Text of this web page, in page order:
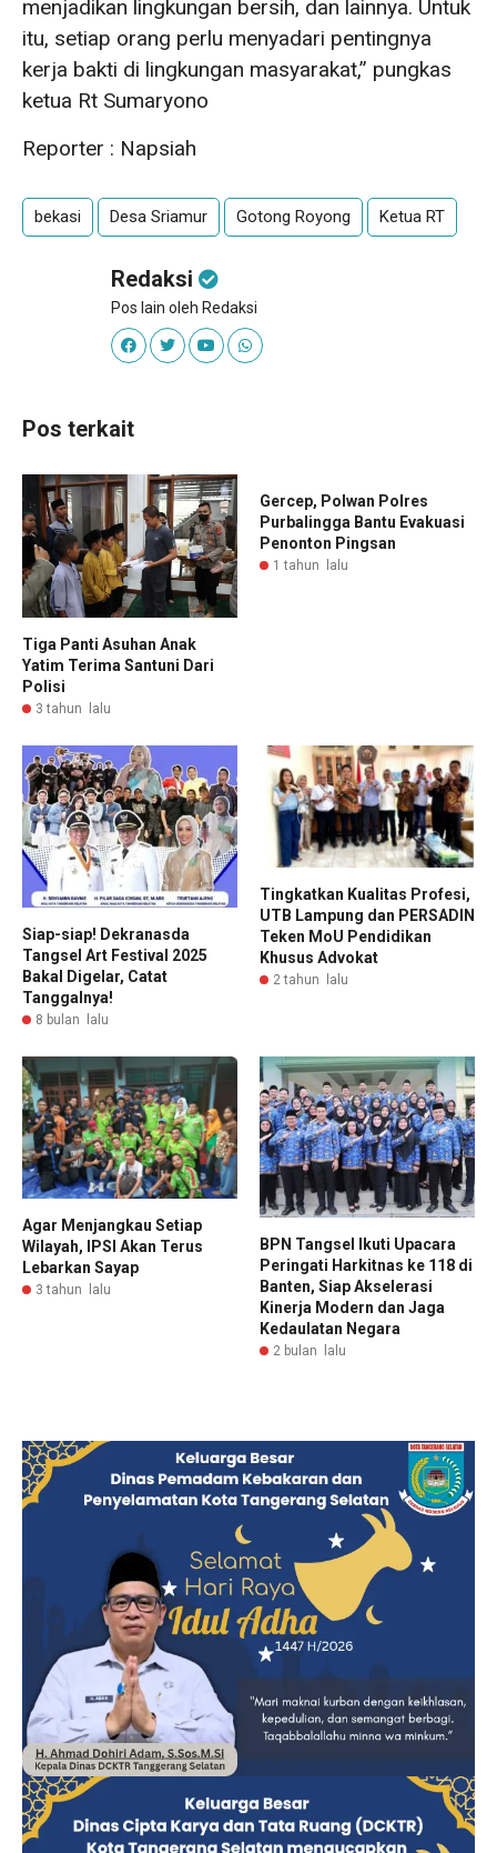
menjadikan lingkungan bersih, dan lainnya. Untuk
itu, setiap orang perlu menyadari pentingnya
kerja bakti di lingkungan masyarakat,” pungkas
ketua Rt Sumaryono
Reporter : Napsiah
bekasi Desa Sriamur Gotong Royong Ketua RT
Redaksi
Pos lain oleh Redaksi
Pos terkait
Tiga Panti Asuhan Anak
Yatim Terima Santuni Dari
Polisi
3 tahun lalu
Gercep, Polwan Polres
Purbalingga Bantu Evakuasi
Penonton Pingsan
1 tahun lalu
Siap-siap! Dekranasda
Tangsel Art Festival 2025
Bakal Digelar, Catat
Tanggalnya!
8 bulan lalu
Tingkatkan Kualitas Profesi,
UTB Lampung dan PERSADIN
Teken MoU Pendidikan
Khusus Advokat
2 tahun lalu
Agar Menjangkau Setiap
Wilayah, IPSI Akan Terus
Lebarkan Sayap
3 tahun lalu
BPN Tangsel Ikuti Upacara
Peringati Harkitnas ke 118 di
Banten, Siap Akselerasi
Kinerja Modern dan Jaga
Kedaulatan Negara
2 bulan lalu